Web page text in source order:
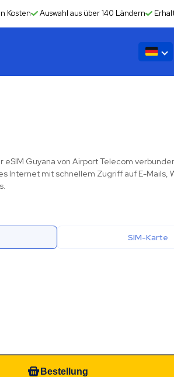
Kosten Auswahl aus über 140 Ländern
eSIM Guyana von Airport Telecom
Internet mit schnellem Zugriff auf E-Mails,
SIM-Karte
Bestellung